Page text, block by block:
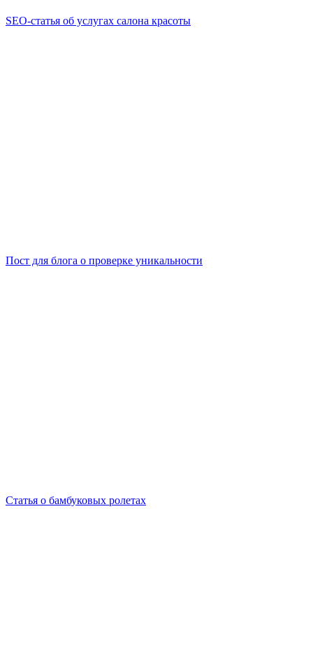
SEO-статья об услугах салона красоты
Пост для блога о проверке уникальности
Статья о бамбуковых ролетах